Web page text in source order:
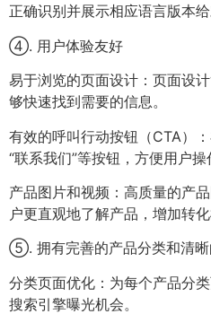
正确识别并展示相应语言版本给
④. 用户体验友好
易于浏览的页面设计：页面设
够快速找到需要的信息。
有效的呼叫行动按钮（CTA）
“联系我们”等按钮，方便用户操
产品图片和视频：高质量的产
户更直观地了解产品，增加转化
⑤. 拥有完善的产品分类和清晰
分类页面优化：为每个产品分
搜索引擎曝光机会。